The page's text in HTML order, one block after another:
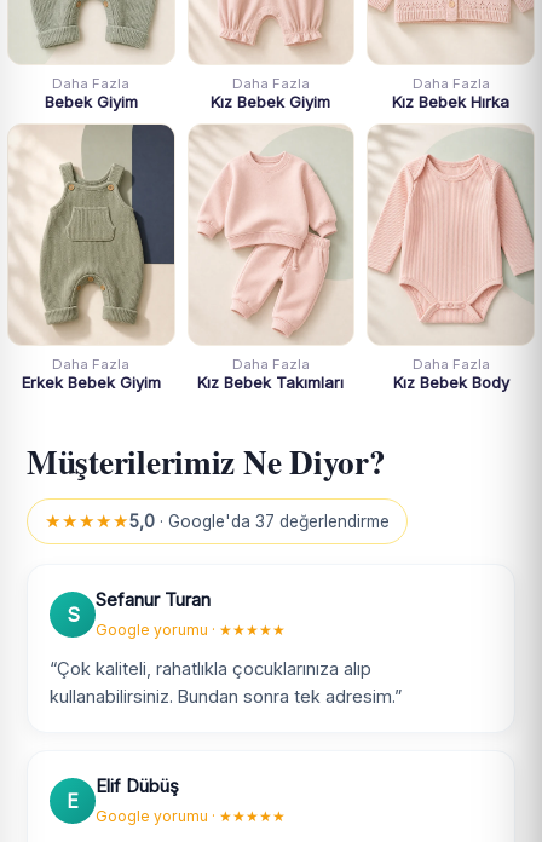
Daha Fazla
Bebek Giyim
Daha Fazla
Kız Bebek Giyim
Daha Fazla
Kız Bebek Hırka
Daha Fazla
Erkek Bebek Giyim
Daha Fazla
Kız Bebek Takımları
Daha Fazla
Kız Bebek Body
Müşterilerimiz Ne Diyor?
★★★★★5,0 · Google'da 37 değerlendirme
S
Sefanur Turan
Google yorumu · ★★★★★
“Çok kaliteli, rahatlıkla çocuklarınıza alıp
kullanabilirsiniz. Bundan sonra tek adresim.”
E
Elif Dübüş
Google yorumu · ★★★★★